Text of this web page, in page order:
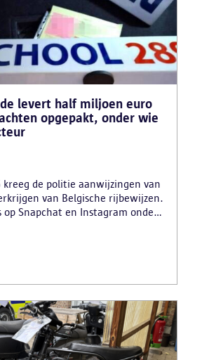
levert half miljoen euro
opgepakt, onder wie
kreeg de politie aanwijzingen van
van Belgische rijbewijzen.
op Snapchat en Instagram onder
zij reclame voor het
volgen en voor fraude bij
in beeld die
afleverde zonder vereiste
vervalst uittreksel uit het